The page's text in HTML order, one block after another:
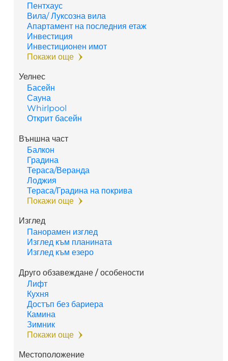
Пентхаус
Вила/ Луксозна вила
Апартамент на последния етаж
Инвестиция
Инвестиционен имот
Покажи още
Уелнес
Басейн
Сауна
Whirlpool
Открит басейн
Външна част
Балкон
Градина
Тераса/Веранда
Лоджия
Тераса/Градина на покрива
Покажи още
Изглед
Панорамен изглед
Изглед към планината
Изглед към езеро
Друго обзавеждане / особености
Лифт
Кухня
Достъп без бариера
Камина
Зимник
Покажи още
Местоположение